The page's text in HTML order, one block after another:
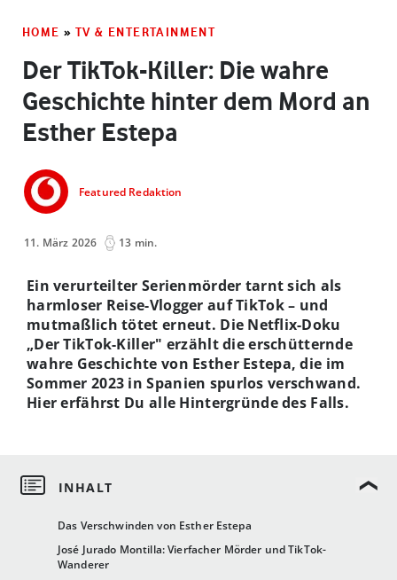
HOME » TV & ENTERTAINMENT
Der TikTok-Killer: Die wahre
Geschichte hinter dem Mord an
Esther Estepa
Featured Redaktion
11. März 2026 13 min.
Das Verschwinden von Esther Estepa
José Jurado Montilla: Vierfacher Mörder und TikTok-
Wanderer
Ein verurteilter Serienmörder tarnt sich als
harmloser Reise-Vlogger auf TikTok – und
mutmaßlich tötet erneut. Die Netflix-Doku
„Der TikTok-Killer" erzählt die erschütternde
wahre Geschichte von Esther Estepa, die im
Sommer 2023 in Spanien spurlos verschwand.
Hier erfährst Du alle Hintergründe des Falls.